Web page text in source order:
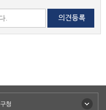
구청